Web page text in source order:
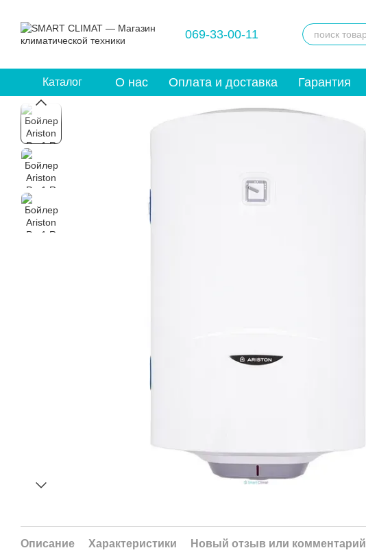
069-33-00-11
Каталог О нас Оплата и доставка Гарантия
Описание Характеристики Новый отзыв или комментарий